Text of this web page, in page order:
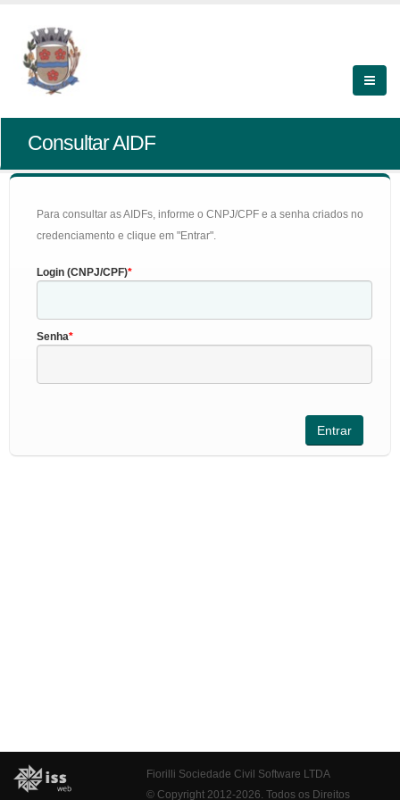
Consultar AIDF
Para consultar as AIDFs, informe o CNPJ/CPF e a senha criados no
credenciamento e clique em "Entrar".
Login (CNPJ/CPF)
Senha
Fiorilli Sociedade Civil Software LTDA
© Copyright 2012-2026. Todos os Direitos